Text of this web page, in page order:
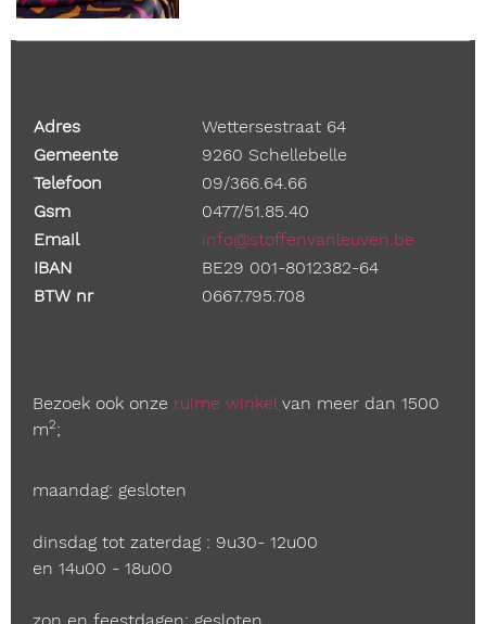
Adres
Wettersestraat 64
Gemeente
9260 Schellebelle
Telefoon
09/366.64.66
Gsm
0477/51.85.40
Email
info@stoffenvanleuven.be
IBAN
BE29 001-8012382-64
BTW nr
0667.795.708
Bezoek ook onze ruime winkelvan meer dan 1500
m2;
maandag: gesloten
dinsdag tot zaterdag : 9u30- 12u00
en 14u00 - 18u00